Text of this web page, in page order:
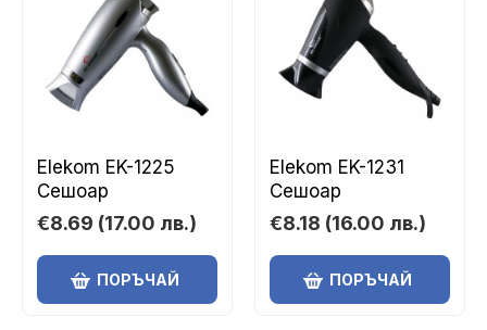
Elekom EK-1225
Сешоар
€8.69 (17.00 лв.)
ПОРЪЧАЙ
Elekom EK-1231
Сешоар
€8.18 (16.00 лв.)
ПОРЪЧАЙ